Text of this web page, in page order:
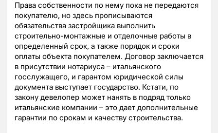
Права собственности по нему пока не передаются
покупателю, но здесь прописываются
обязательства застройщика выполнить
строительно-монтажные и отделочные работы в
определенный срок, а также порядок и сроки
оплаты объекта покупателем. Договор заключается
в присутствии нотариуса – итальянского
госслужащего, и гарантом юридической силы
документа выступает государство. Кстати, по
закону девелопер может нанять в подряд только
итальянские компании – это дает дополнительные
гарантии по срокам и качеству строительства.